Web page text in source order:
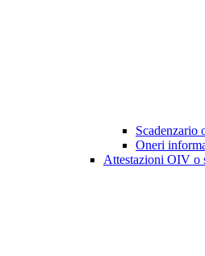
Scadenzario
Oneri
Attestazioni OIV o